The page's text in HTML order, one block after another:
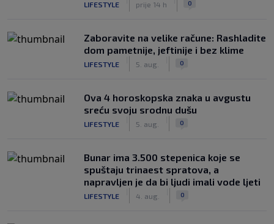
LIFESTYLE prije 14 h 0
Zaboravite na velike račune: Rashladite
dom pametnije, jeftinije i bez klime
LIFESTYLE 5. aug. 0
Ova 4 horoskopska znaka u avgustu
sreću svoju srodnu dušu
LIFESTYLE 5. aug. 0
Bunar imа 3.500 stepenica koje se
spuštaju trinaest spratova, a
napravljen je da bi ljudi imali vode ljeti
LIFESTYLE 4. aug. 0